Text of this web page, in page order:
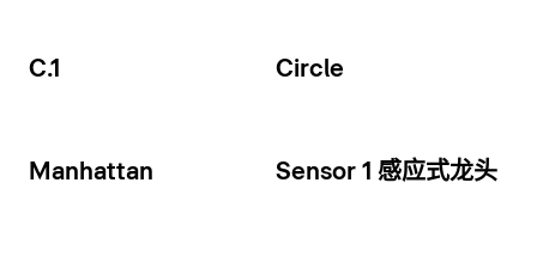
C.1 Circle
Manhattan Sensor 1 感应式龙头